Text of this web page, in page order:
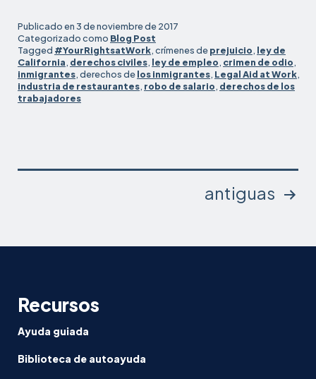
deben
saber
sobre
Publicado en3 de noviembre de 2017
Categorizado como Blog Post
Tagged #YourRightsatWork, crímenes deprejuicio, ley de
California, derechos civiles, ley de empleo, crimen de odio,
inmigrantes, derechos delos inmigrantes, Legal Aid at Work,
industria de restaurantes, robo de salario, derechos de los
trabajadores
antiguas
Recursos
Ayuda guiada
Biblioteca de autoayuda